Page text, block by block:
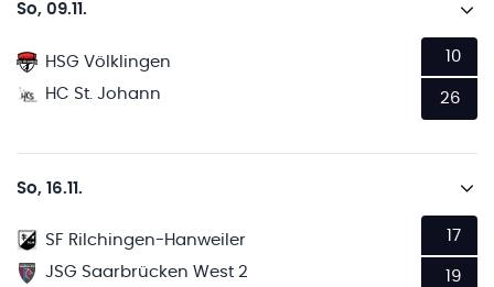
So, 09.11.
HSG Völklingen
HC St. Johann
10
26
So, 16.11.
SF Rilchingen-Hanweiler
JSG Saarbrücken West 2
17
19